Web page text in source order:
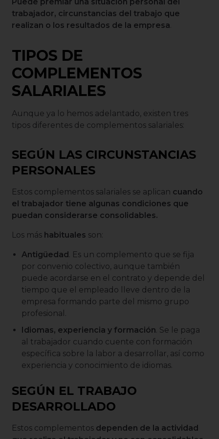
trabajador, circunstancias del trabajo que
realizan o los resultados de la empresa.
TIPOS DE
COMPLEMENTOS
SALARIALES
Aunque ya lo hemos adelantado, existen tres
tipos diferentes de complementos salariales:
SEGÚN LAS CIRCUNSTANCIAS
PERSONALES
Estos complementos salariales se aplican cuando
el trabajador tiene algunas condiciones que
puedan considerarse consolidables.
Los más habituales son:
Antigüedad. Es un complemento que se fija
por convenio colectivo, aunque también
puede acordarse en el contrato y depende del
tiempo que el empleado lleve dentro de la
empresa formando parte del mismo grupo
profesional.
Idiomas, experiencia y formación. Se le paga
al trabajador cuando cuente con formación
específica sobre la labor a desarrollar, así como
experiencia y conocimiento de idiomas.
SEGÚN EL TRABAJO
DESARROLLADO
Estos complementos dependen de la actividad